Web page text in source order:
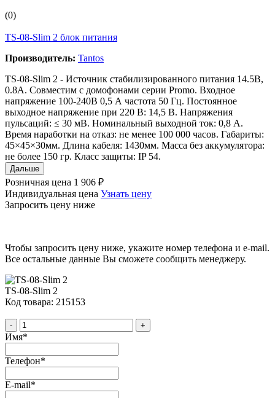
(0)
TS-08-Slim 2 блок питания
Производитель: Tantos
TS-08-Slim 2 - Источник стабилизированного питания 14.5В,
0.8А. Совместим с домофонами серии Promo. Входное
напряжение 100-240В 0,5 А частота 50 Гц. Постоянное
выходное напряжение при 220 В: 14,5 В. Напряжения
пульсаций: ≤ 30 мВ. Номинальный выходной ток: 0,8 А.
Время наработки на отказ: не менее 100 000 часов. Габариты:
45×45×30мм. Длина кабеля: 1430мм. Масса без аккумулятора:
не более 150 гр. Класс защиты: IP 54.
Дальше
Розничная цена 1 906 ₽
Индивидуальная цена Узнать цену
Запросить цену ниже
Чтобы запросить цену ниже, укажите номер телефона и e-mail.
Все остальные данные Вы сможете сообщить менеджеру.
TS-08-Slim 2
Код товара: 215153
- +
Имя*
Телефон*
E-mail*